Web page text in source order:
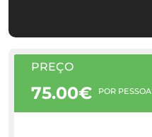
PREÇO
75.00€ POR PESSOA